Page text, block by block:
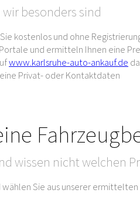
besonders sind
kostenlos und ohne
und ermitteln Ihnen eine
www.karlsruhe-auto-ankauf.de
Privat- oder Kontaktdaten
wissen nicht welchen
Sie aus unserer